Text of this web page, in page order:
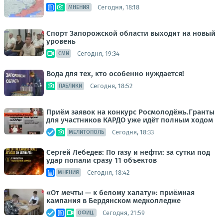
МНЕНИЯ Сегодня, 18:18
Спорт Запорожской области выходит на новый
уровень
СМИ Сегодня, 19:34
Вода для тех, кто особенно нуждается!
ПАБЛИКИ Сегодня, 18:52
Приём заявок на конкурс Росмолодёжь.Гранты
для участников КАРДО уже идёт полным ходом
МЕЛИТОПОЛЬ Сегодня, 18:33
Сергей Лебедев: По газу и нефти: за сутки под
удар попали сразу 11 объектов
МНЕНИЯ Сегодня, 18:42
«От мечты — к белому халату»: приёмная
кампания в Бердянском медколледже
ОФИЦ. Сегодня, 21:59